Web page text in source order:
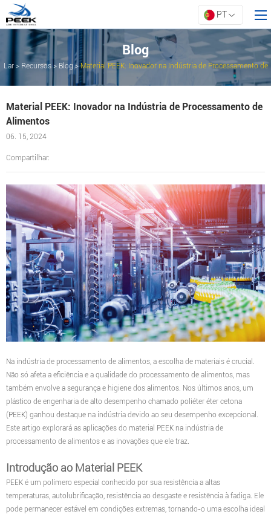
Contate-nos
PT
Blog
Lar > Recursos> Blog >Material PEEK: Inovador na Indústria de Processamento de
Material PEEK: Inovador na Indústria de Processamento de
Alimentos
06. 15, 2024
Compartilhar:
Na indústria de processamento de alimentos, a escolha de materiais é crucial.
Não só afeta a eficiência e a qualidade do processamento de alimentos, mas
também envolve a segurança e higiene dos alimentos. Nos últimos anos, um
plástico de engenharia de alto desempenho chamado poliéter éter cetona
(PEEK) ganhou destaque na indústria devido ao seu desempenho excepcional.
Este artigo explorará as aplicações do material PEEK na indústria de
processamento de alimentos e as inovações que ele traz.
Introdução ao Material PEEK
PEEK é um polímero especial conhecido por sua resistência a altas
temperaturas, autolubrificação, resistência ao desgaste e resistência à fadiga. Ele
pode permanecer estável em condições extremas, tornando-o uma escolha ideal